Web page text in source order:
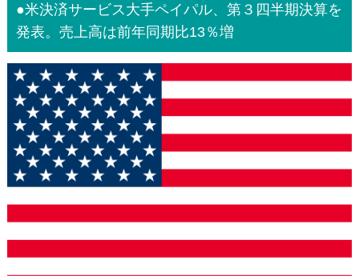
●米決済サービス大手ペイパル、第３四半期決算を
発表。売上高は前年同期比13％増